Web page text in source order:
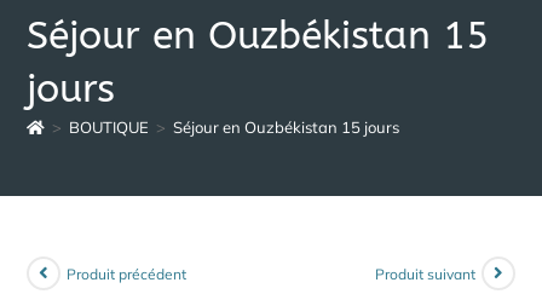
Séjour en Ouzbékistan 15
jours
> BOUTIQUE > Séjour en Ouzbékistan 15 jours
Produit précédent Produit suivant